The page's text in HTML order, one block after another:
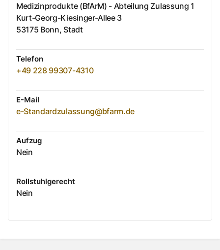
Medizinprodukte (BfArM) - Abteilung Zulassung 1
Kurt-Georg-Kiesinger-Allee 3
53175 Bonn, Stadt
Telefon
+49 228 99307-4310
E-Mail
e-Standardzulassung@bfarm.de
Aufzug
Nein
Rollstuhlgerecht
Nein